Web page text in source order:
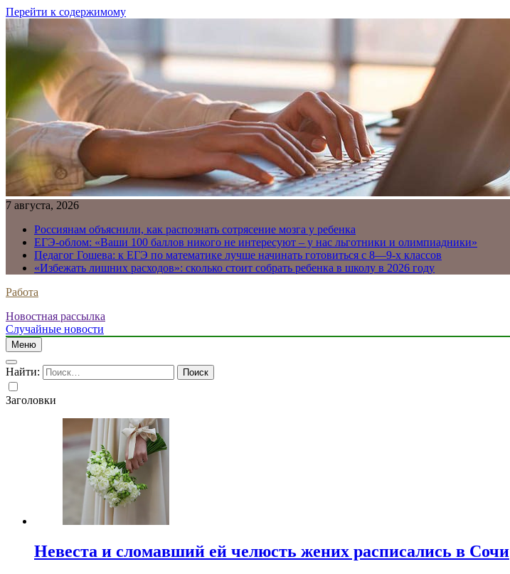
Перейти к содержимому
7 августа, 2026
Россиянам объяснили, как распознать сотрясение мозга у ребенка
ЕГЭ-облом: «Ваши 100 баллов никого не интересуют – у нас льготники и олимпиадники»
Педагог Гошева: к ЕГЭ по математике лучше начинать готовиться с 8—9-х классов
«Избежать лишних расходов»: сколько стоит собрать ребенка в школу в 2026 году
Работа
Новостная рассылка
Случайные новости
Меню
Найти:
Заголовки
Невеста и сломавший ей челюсть жених расписались в Сочи